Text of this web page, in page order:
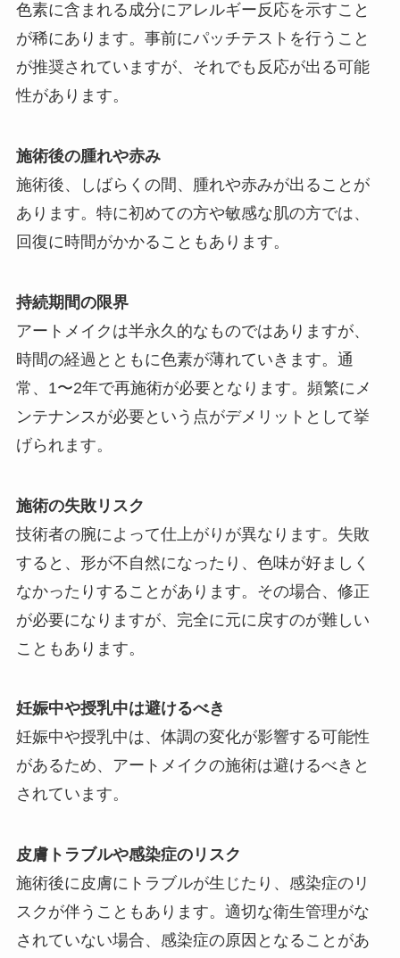
色素に含まれる成分にアレルギー反応を示すこと
が稀にあります。事前にパッチテストを行うこと
が推奨されていますが、それでも反応が出る可能
性があります。
施術後の腫れや赤み
施術後、しばらくの間、腫れや赤みが出ることが
あります。特に初めての方や敏感な肌の方では、
回復に時間がかかることもあります。
持続期間の限界
アートメイクは半永久的なものではありますが、
時間の経過とともに色素が薄れていきます。通
常、1〜2年で再施術が必要となります。頻繁にメ
ンテナンスが必要という点がデメリットとして挙
げられます。
施術の失敗リスク
技術者の腕によって仕上がりが異なります。失敗
すると、形が不自然になったり、色味が好ましく
なかったりすることがあります。その場合、修正
が必要になりますが、完全に元に戻すのが難しい
こともあります。
妊娠中や授乳中は避けるべき
妊娠中や授乳中は、体調の変化が影響する可能性
があるため、アートメイクの施術は避けるべきと
されています。
皮膚トラブルや感染症のリスク
施術後に皮膚にトラブルが生じたり、感染症のリ
スクが伴うこともあります。適切な衛生管理がな
されていない場合、感染症の原因となることがあ